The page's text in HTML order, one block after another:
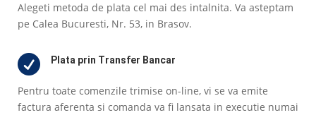
Alegeti metoda de plata cel mai des intalnita. Va asteptam
pe Calea Bucuresti, Nr. 53, in Brasov.
 Plata prin Transfer Bancar
Pentru toate comenzile trimise on-line, vi se va emite
factura aferenta si comanda va fi lansata in executie numai